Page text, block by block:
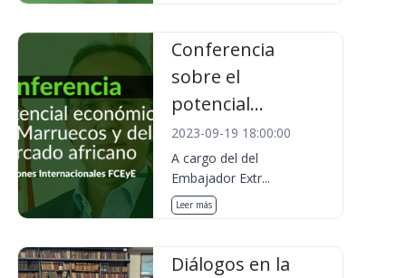
Conferencia
sobre el
potencial...
2023-09-19 18:00:00
A cargo del del
Embajador Extr...
Leer más
Diálogos en la